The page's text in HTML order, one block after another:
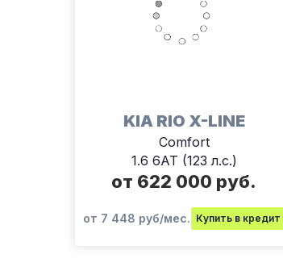
KIA RIO X-LINE
Comfort
1.6 6АТ (123 л.с.)
от 622 000 руб.
от 7 448 руб/мес. Купить в кредит